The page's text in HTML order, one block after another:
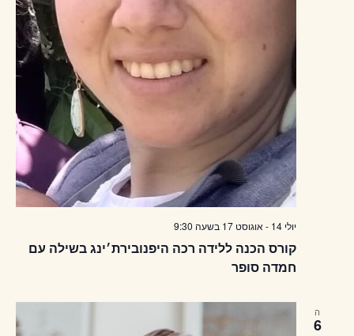
קורס הכנה ללידה רכה היפנובירת׳ינג בשילה עם
חמדה סופר
יולי 14 - אוגוסט 17 בשעה 9:30
ה
6